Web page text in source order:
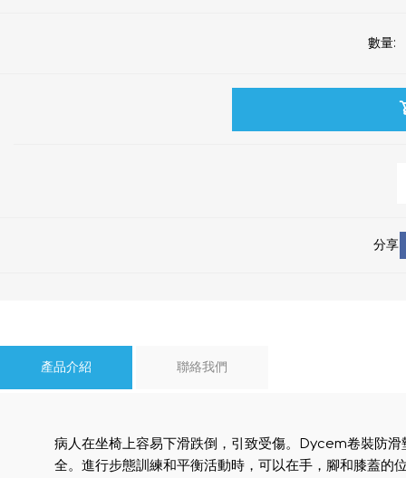
數量:
分享
產品介紹 聯絡我們
病人在坐椅上容易下滑跌倒，引致受傷。Dycem卷裝防
全。進行步態訓練和平衡活動時，可以在手，腳和膝蓋